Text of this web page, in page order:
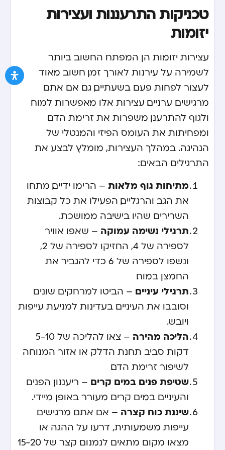
טכניקות התרעננות ועצירות
יזומות
עצירות יזומות הן המפתח החשוב ביותר
לשמירה על עירנות לאורך זמן. חשוב מאוד
לעצור לפחות פעם בשעתיים, גם אם אתם
מרגישים ערניים. עצירות אלו מאפשרות למוח
ולגוף להתרענן, משפרות את זרימת הדם
ומפחיתות את העומס הפיזי והמנטלי של
הנהיגה. במהלך העצירות, מומלץ לבצע את
התרגילים הבאים:
מתיחות גוף מלאות – הרימו ידיים, מתחו
את הגב והרגליים, הפעילו את כל קבוצות
השרירים שהיו בישיבה ממושכת.
תרגילי נשימה עמוקה – שאפו אוויר
לספירה של 4, החזיקו לספירה של 2,
ונשפו לספירה של 6 כדי להגביר את
החמצן במוח.
תרגילי עיניים – הביטו למרחקים שונים
וסובבו את העיניים בעדינות למניעת עייפות
ויובש.
הליכה מהירה
– צאו להליכה של 5-10
דקות סביב תחנת הדלק או אזור המנוחה
לשיפור זרימת הדם.
שטיפת פנים במים קרים – ריעננון הפנים
והעיניים במים קרים מעורר באופן מיידי.
שיננת כוח קצרה – אם אתם מרגישים
עייפות משמעותית, דרעו על ההגה או
מצאו מקום מתאים לנמנום קצר של 15-20